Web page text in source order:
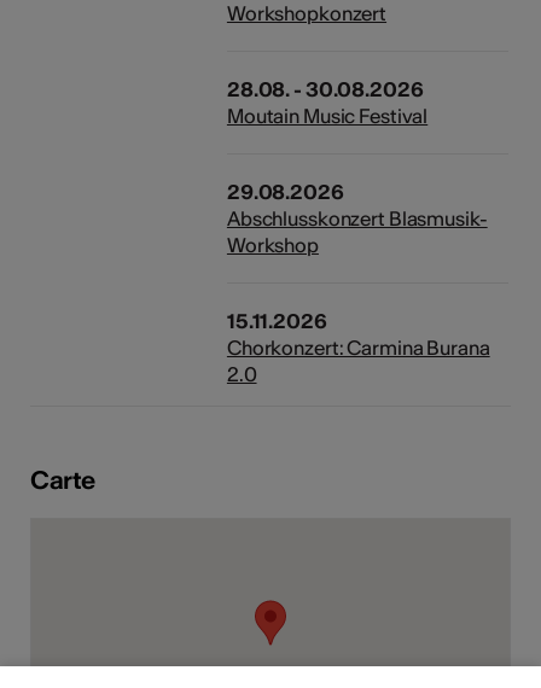
Workshopkonzert
28.08. - 30.08.2026
Moutain Music Festival
29.08.2026
Abschlusskonzert Blasmusik-
Workshop
15.11.2026
Chorkonzert: Carmina Burana
2.0
Carte